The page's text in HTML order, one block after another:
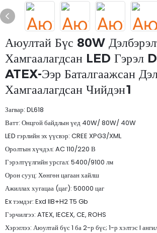
Аюултай Бүс 80W
Хамгаалагдсан LED Гэрэл
ATEX-Ээр Баталгаажсан
Хамгаалагдсан Чийдэн1
Загвар: DL618
Ватт: Онцгой байдлын үед 40W/ 80W/ 40W
LED гэрлийн эх үүсвэр: CREE XPG3/XML
Оролтын хүчдэл: AC 110/220 В
Гэрэлтүүлгийн урсгал: 5400/9100 лм
Орон сууц: Хөнгөн цагаан хайлш
Ажиллах хугацаа (цаг): 50000 цаг
Ex тэмдэг: Exd IIB+H2 T5 Gb
Гэрчилгээ: ATEX, IECEX, CE, ROHS
Хэрэглээ: Аюултай бүс 1 ба 2-р бүс; 1-р хэлтэс I